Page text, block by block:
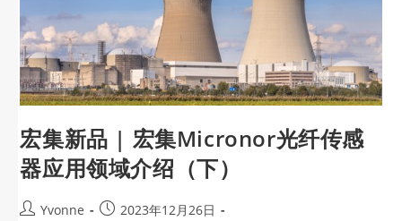
宏集新品 | 宏集Micronor光纤传感
器应用领域介绍（下）
Yvonne
2023年12月26日